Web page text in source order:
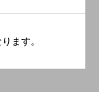
ます。